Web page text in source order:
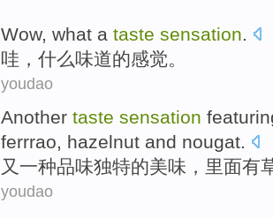
Wow, what a taste sensation.
哇 ， 什么味道的感觉。
youdao
Another taste sensation
ferrrao, hazelnut and nougat.
又一种品味独特的美味，里面有
youdao